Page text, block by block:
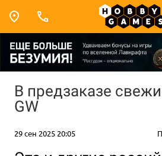
В предзаказе
GW
29 сен 2025 20:05